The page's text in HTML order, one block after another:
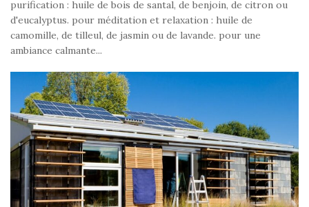
purification : huile de bois de santal, de benjoin, de citron ou
d'eucalyptus. pour méditation et relaxation : huile de
camomille, de tilleul, de jasmin ou de lavande. pour une
ambiance calmante...